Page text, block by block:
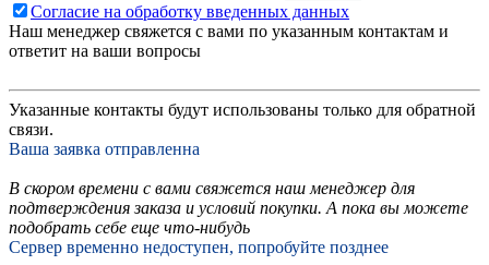
Согласие на обработку введенных данных
Наш менеджер свяжется с вами по указанным контактам и
ответит на ваши вопросы
Указанные контакты будут использованы только для обратной
связи.
Ваша заявка отправленна
В скором времени с вами свяжется наш менеджер для
подтверждения заказа и условий покупки. А пока вы можете
подобрать себе еще что-нибудь
Сервер временно недоступен, попробуйте позднее